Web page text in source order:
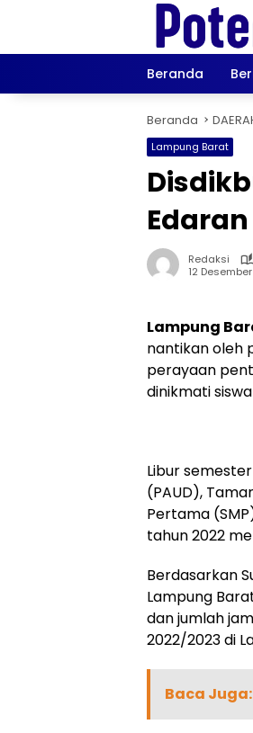
Beranda
Beranda
Lampung Barat
Redaksi
12
Lampung
nantikan oleh
perayaan
dinikmati
Libur
(PAUD),
Pertama
tahun 2022
Berdasarkan
Lampung
dan jumlah
2022/2023 di
Baca Juga: